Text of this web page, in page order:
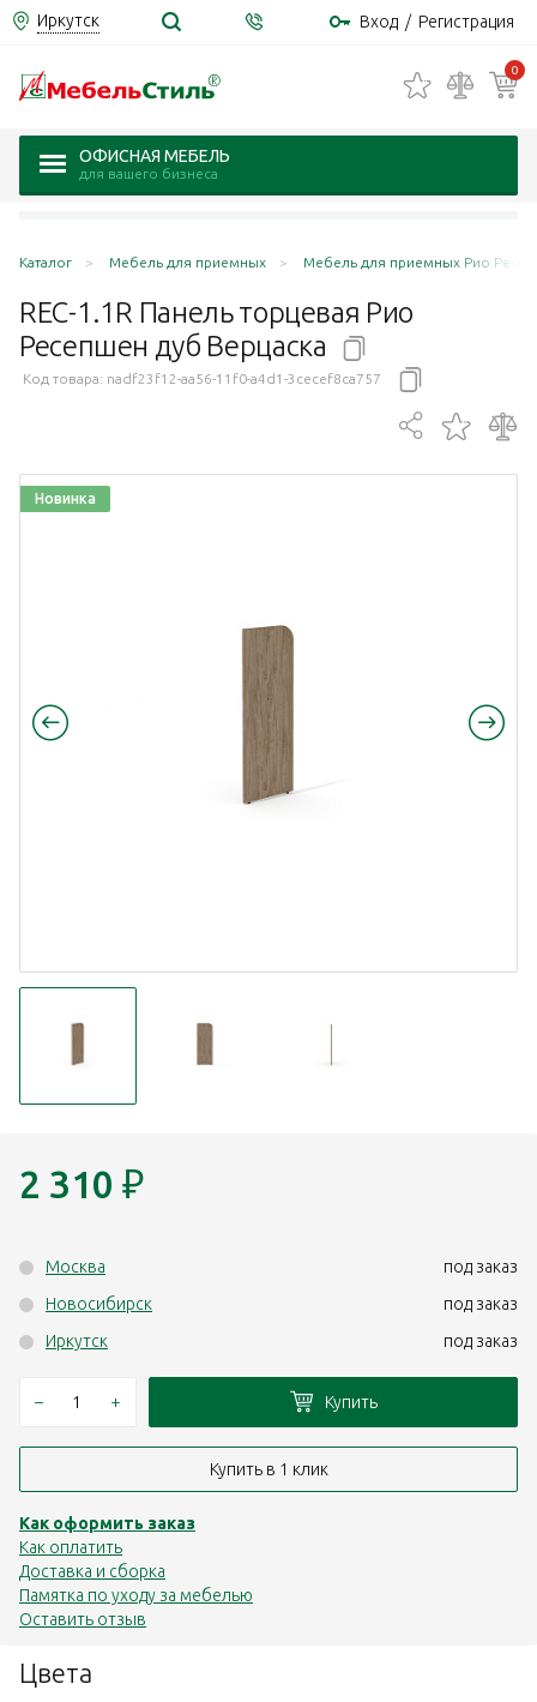
Иркутск Вход / Регистрация
0
ОФИСНАЯ МЕБЕЛЬ
для вашего бизнеса
Каталог Мебель для приемных Мебель для приемных Рио
REC-1.1R Панель торцевая Рио
Ресепшен дуб Верцаска
Код товара: nadf23f12-aa56-11f0-a4d1-3cecef8ca757
Новинка
Цвета
2 310 ₽
Москва
под заказ
Новосибирск
под заказ
Иркутск
под заказ
– + Купить
Купить в 1 клик
Как оформить заказ
Как оплатить
Доставка и сборка
Памятка по уходу за мебелью
Оставить отзыв